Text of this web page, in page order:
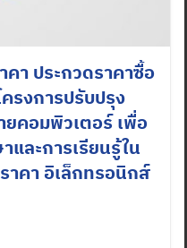
คา ประกวดราคาซื้อ
รงการปรับปรุง
ยคอมพิวเตอร์ เพื่อ
ละการเรียนรู้ใน
าคา อิเล็กทรอนิกส์